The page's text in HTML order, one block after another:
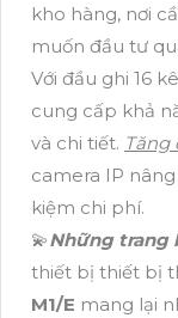
kho hàng, nơi
muốn đầu tư
Với đầu ghi 16
cung cấp khả
và chi tiết. Tăng
camera IP
kiệm chi phí.
💫Những trang
thiết bị thiết bị
M1/E mang lại